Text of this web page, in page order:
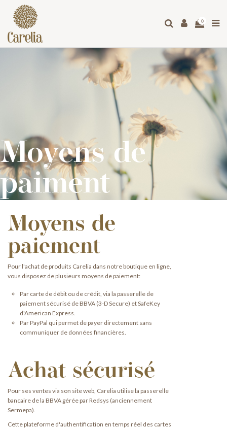
0
Moyens de
paiment
Moyens de
paiement
Pour l'achat de produits Carelia dans notre boutique en ligne,
vous disposez de plusieurs moyens de paiement:
Par carte de débit ou de crédit, via la passerelle de
paiement sécurisé de BBVA (3-D Secure) et SafeKey
d'American Express.
Par PayPal qui permet de payer directement sans
communiquer de données financières.
Achat sécurisé
Pour ses ventes via son site web, Carelia utilise la passerelle
bancaire de la BBVA gérée par Redsys (anciennement
Sermepa).
Cette plateforme d'authentification en temps réel des cartes